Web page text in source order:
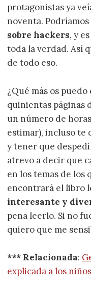
protagonistas ya
noventa.
sobre hackers, y
toda la verdad. Así
de todo eso.
¿Qué más os
quinientas páginas
un número de
estimar), incluso te
y tener que
atrevo a decir que
en los temas de los
encontrará el libro
interesante y
pena leerlo. Si no
quiero que me
*** Relacionada:
explicada a los niños